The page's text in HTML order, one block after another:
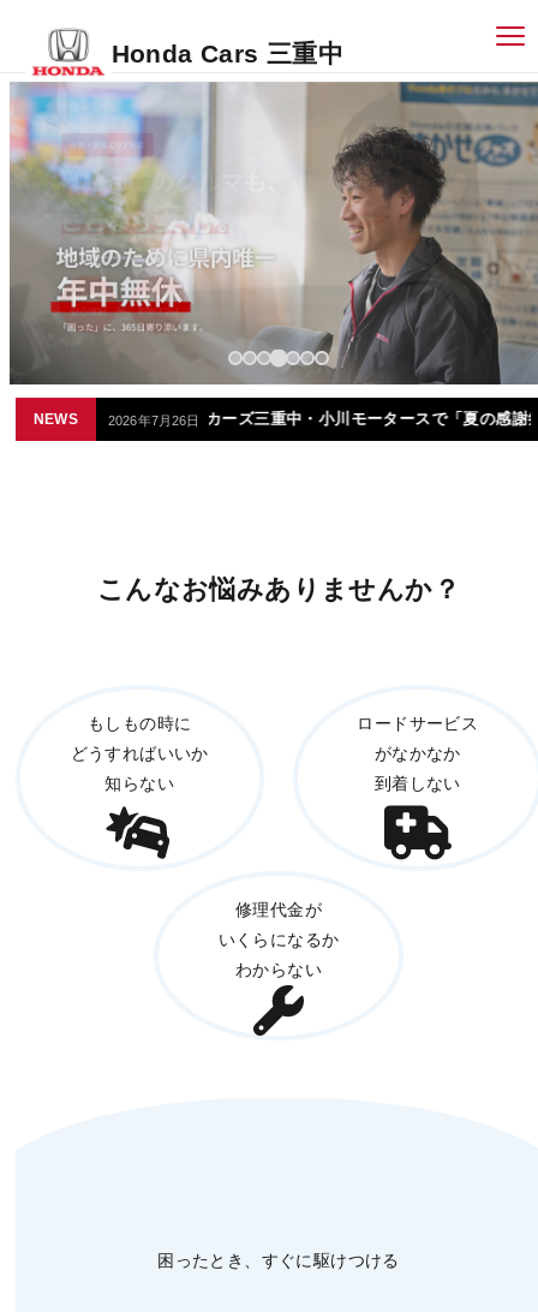
Honda Cars 三重中
NEWS 2026年7月26日
この夏、ホンダカーズ三重中・小川モータースで「夏の感謝祭」を開催
こんなお悩みありませんか？
もしもの時に
どうすればいいか
知らない
ロードサービス
がなかなか
到着しない
修理代金が
いくらになるか
わからない
困ったとき、すぐに駆けつける